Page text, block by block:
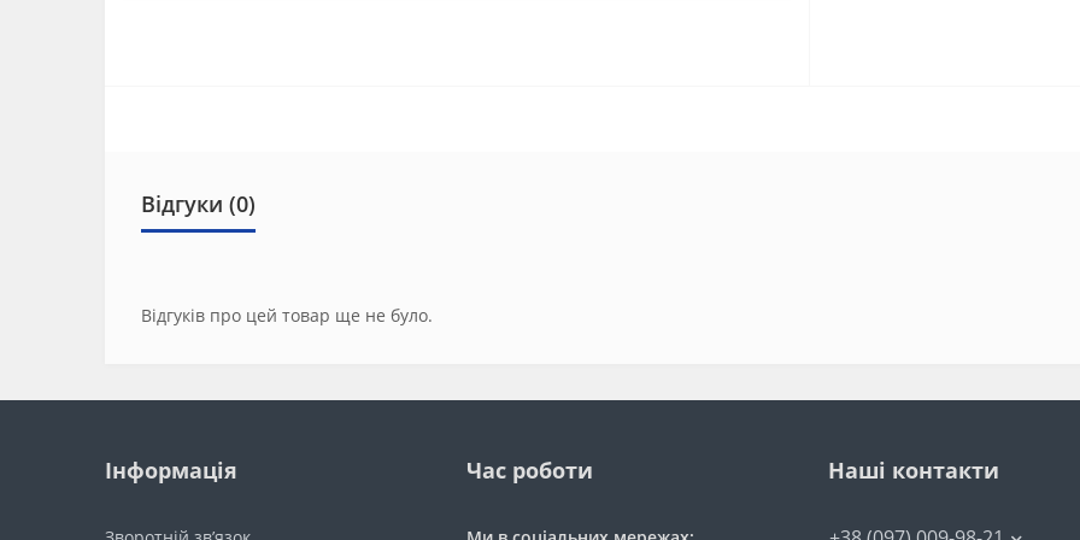
Відгуки (0)
Відгуків про цей товар ще не було.
Інформація Час роботи Наші контакти